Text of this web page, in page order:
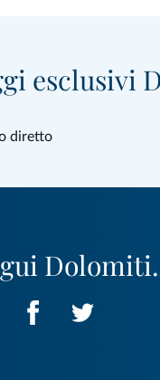
esclusivi
diretto